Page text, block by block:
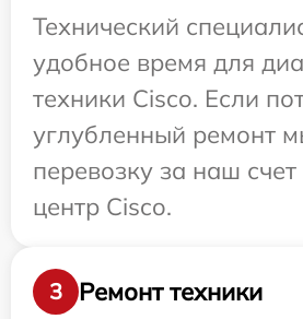
Технический
удобное время для
техники Cisco. Если
углубленный ремонт
перевозку за наш
центр Cisco.
3 Ремонт техники